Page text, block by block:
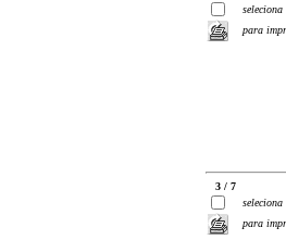
seleciona
para
3 / 7
seleciona
para